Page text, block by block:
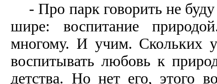
- Про парк говорить не
шире: воспитание
многому. И учим. Скольких
воспитывать любовь к
детства. Но нет его, этого